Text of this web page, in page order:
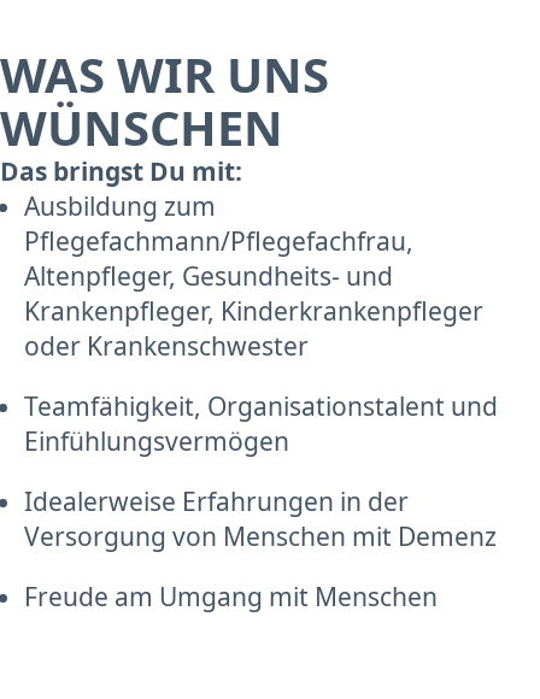
WAS WIR UNS
WÜNSCHEN
Das bringst Du mit:
Ausbildung zum
Pflegefachmann/Pflegefachfrau,
Altenpfleger, Gesundheits- und
Krankenpfleger, Kinderkrankenpfleger
oder Krankenschwester
Teamfähigkeit, Organisationstalent und
Einfühlungsvermögen
Idealerweise Erfahrungen in der
Versorgung von Menschen mit Demenz
Freude am Umgang mit Menschen